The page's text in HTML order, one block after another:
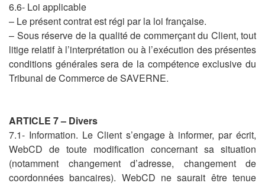
6.6- Loi applicable
– Le présent contrat est régi par la loi française.
– Sous réserve de la qualité de commerçant du Client, tout
litige relatif à l’interprétation ou à l’exécution des présentes
conditions générales sera de la compétence exclusive du
Tribunal de Commerce de SAVERNE.
ARTICLE 7 – Divers
7.1- Information. Le Client s’engage à informer, par écrit,
WebCD de toute modification concernant sa situation
(notamment changement d’adresse, changement de
coordonnées bancaires). WebCD ne saurait être tenue